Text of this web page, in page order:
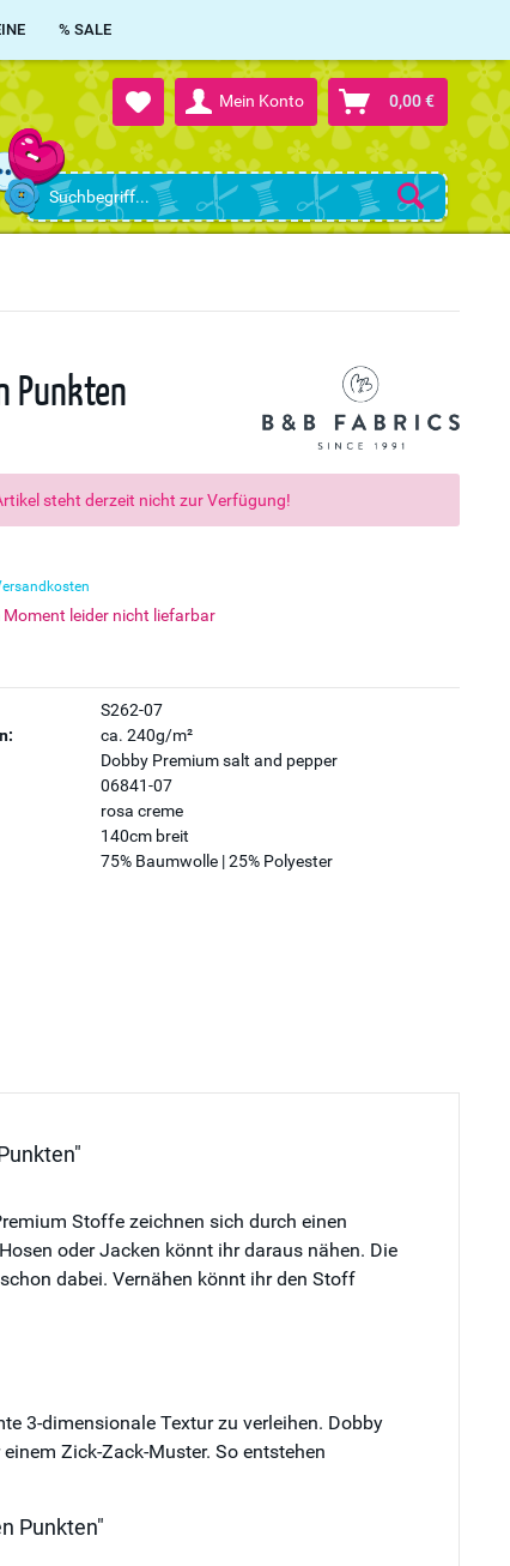
Mein Konto 0,00 €
% SALE
Punkten
steht derzeit nicht zur Verfügung!
Moment leider nicht liefarbar
S262-07
ca. 240g/m²
Dobby Premium salt and pepper
06841-07
rosa creme
140cm breit
75% Baumwolle | 25% Polyester
Stoffe zeichnen sich durch einen
oder Jacken könnt ihr daraus nähen. Die
dabei. Vernähen könnt ihr den Stoff
3-dimensionale Textur zu verleihen. Dobby
Zick-Zack-Muster. So entstehen
Punkten"